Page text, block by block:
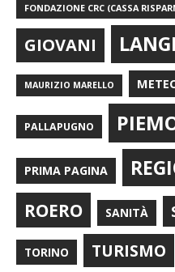
FONDAZIONE CRC (CASSA
GIOVANI
MAURIZIO MARELLO
PALLAPUGNO
PRIMA PAGINA
ROERO SANITÀ
TORINO TURISMO